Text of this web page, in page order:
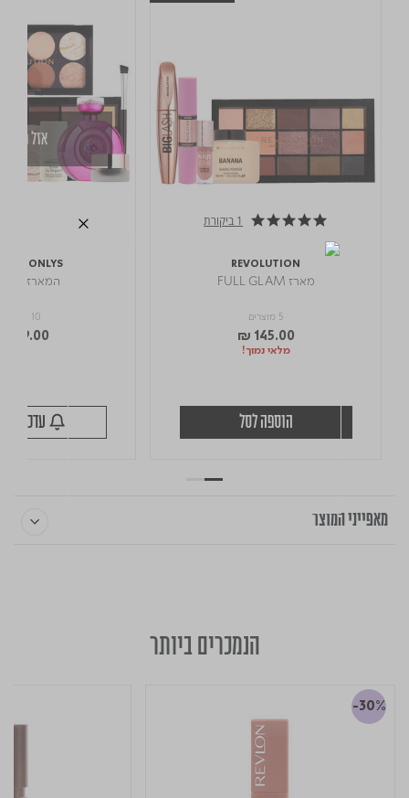
5.0 star rating 1 ביקורת
REVOLUTION
מארז FULL GLAM
5 מוצרים
₪ 145.00
מלאי נמוך!
הוספה לסל
אזל
ON ONLYS
המארז של
10 מוצרים
519.00
מאפייני המוצר
הנמכרים ביותר
-30%